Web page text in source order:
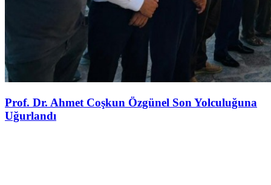
Prof. Dr. Ahmet Coşkun Özgünel Son Yolculuğuna
Uğurlandı